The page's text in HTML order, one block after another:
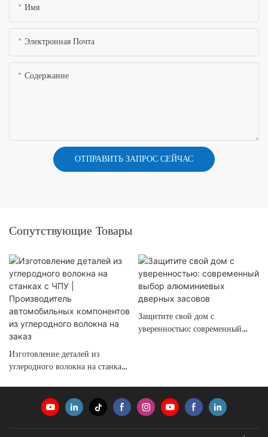
Имя
Электронная Почта
Содержание
ОТПРАВИТЬ ЗАПРОС СЕЙЧАС
Сопутствующие Товары
Изготовление деталей из
углеродного волокна на станках
углеродного волокна на заказ
Защитите свой дом с
уверенностью: современный